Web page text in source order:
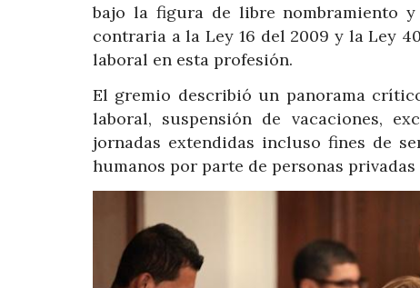
bajo la figura de libre nombramiento
contraria a la Ley 16 del 2009 y la Ley
laboral en esta profesión.
El gremio describió un panorama
laboral, suspensión de vacaciones,
jornadas extendidas incluso fines de
humanos por parte de personas